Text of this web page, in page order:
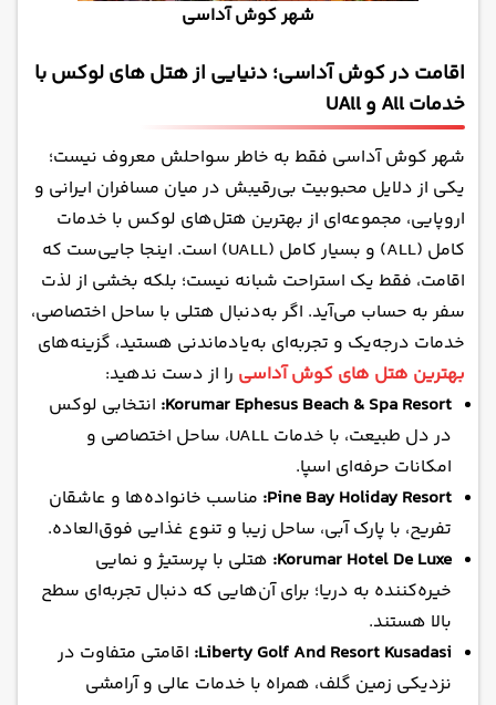
شهر کوش آداسی
اقامت در کوش آداسی؛ دنیایی از هتل های لوکس با
خدمات All و UAll
شهر کوش آداسی فقط به خاطر سواحلش معروف نیست؛
یکی از دلایل محبوبیت بی‌رقیبش در میان مسافران ایرانی و
اروپایی، مجموعه‌ای از بهترین هتل‌های لوکس با خدمات‌
کامل (ALL) و بسیار کامل (UALL) است. اینجا جایی‌ست که
اقامت، فقط یک استراحت شبانه نیست؛ بلکه بخشی از لذت
سفر به حساب می‌آید. اگر به‌دنبال هتلی با ساحل اختصاصی،
خدمات درجه‌یک و تجربه‌ای به‌یادماندنی هستید، گزینه‌‌های
بهترین هتل های کوش آداسی را از دست ندهید:
Korumar Ephesus Beach & Spa Resort: انتخابی لوکس
در دل طبیعت، با خدمات UALL، ساحل اختصاصی و
امکانات حرفه‌ای اسپا.
Pine Bay Holiday Resort: مناسب خانواده‌ها و عاشقان
تفریح، با پارک آبی، ساحل زیبا و تنوع غذایی فوق‌العاده.
Korumar Hotel De Luxe: هتلی با پرستیژ و نمایی
خیره‌کننده به دریا؛ برای آن‌هایی که دنبال تجربه‌ای سطح
بالا هستند.
Liberty Golf And Resort Kusadasi: اقامتی متفاوت در
نزدیکی زمین گلف، همراه با خدمات عالی و آرامشی